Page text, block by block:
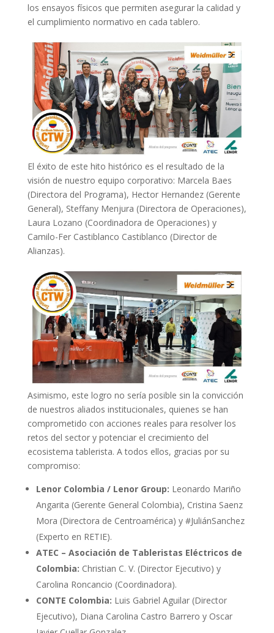
los ensayos físicos que permiten asegurar la calidad y
el cumplimiento normativo en cada tablero.
El éxito de este hito histórico es el resultado de la
visión de nuestro equipo corporativo: Marcela Baes
(Directora del Programa), Hector Hernandez (Gerente
General), Steffany Menjura (Directora de Operaciones),
Laura Lozano (Coordinadora de Operaciones) y
Camilo-Fer Castiblanco Castiblanco (Director de
Alianzas).
Asimismo, este logro no sería posible sin la convicción
de nuestros aliados institucionales, quienes se han
comprometido con acciones reales para resolver los
retos del sector y potenciar el crecimiento del
ecosistema tablerista. A todos ellos, gracias por su
compromiso:
Lenor Colombia / Lenor Group: Leonardo Mariño
Angarita (Gerente General Colombia), Cristina Saenz
Mora (Directora de Centroamérica) y #JuliánSanchez
(Experto en RETIE).
ATEC – Asociación de Tableristas Eléctricos de
Colombia: Christian C. V. (Director Ejecutivo) y
Carolina Roncancio (Coordinadora).
CONTE Colombia: Luis Gabriel Aguilar (Director
Ejecutivo), Diana Carolina Castro Barrero y Oscar